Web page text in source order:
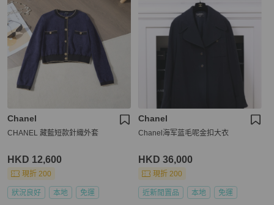
Chanel
CHANEL 藏藍短款針織外套
HKD 12,600
現折 200
狀況良好 本地 免運
Chanel
Chanel海军蓝毛呢金扣大衣
HKD 36,000
現折 200
近新閒置品 本地 免運